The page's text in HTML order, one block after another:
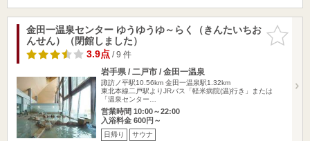
お気に入
りに追加
金田一温泉センター ゆうゆうゆ～らく（きんたいちお
んせん）（閉館しました）
3.9点/ 9 件
岩手県 / 二戸市 / 金田一温泉
諏訪ノ平駅10.56km 金田一温泉駅1.32km
東北本線二戸駅よりJRバス「軽米病院(温)行き」または
「温泉センター…
営業時間 10:00～22:00
入浴料金 600円～
日帰り サウナ